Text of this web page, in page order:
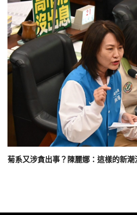
菊系又涉貪出事？陳麗娜：這樣的新潮